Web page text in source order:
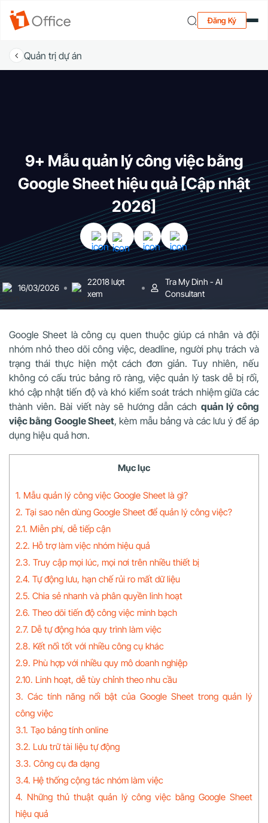
Đăng Ký
Quản trị dự án
9+ Mẫu quản lý công việc bằng
Google Sheet hiệu quả [Cập nhật
2026]
16/03/2026
22018 lượt
xem
Tra My Dinh - AI
Consultant
Google Sheet là công cụ quen thuộc giúp cá nhân và đội
nhóm nhỏ theo dõi công việc, deadline, người phụ trách và
trạng thái thực hiện một cách đơn giản. Tuy nhiên, nếu
không có cấu trúc bảng rõ ràng, việc quản lý task dễ bị rối,
khó cập nhật tiến độ và khó kiểm soát trách nhiệm giữa các
thành viên. Bài viết này sẽ hướng dẫn cách quản lý công
việc bằng Google Sheet, kèm mẫu bảng và các lưu ý để áp
dụng hiệu quả hơn.
Mục lục
1. Mẫu quản lý công việc Google Sheet là gì?
2. Tại sao nên dùng Google Sheet để quản lý công việc?
2.1. Miễn phí, dễ tiếp cận
2.2. Hỗ trợ làm việc nhóm hiệu quả
2.3. Truy cập mọi lúc, mọi nơi trên nhiều thiết bị
2.4. Tự động lưu, hạn chế rủi ro mất dữ liệu
2.5. Chia sẻ nhanh và phân quyền linh hoạt
2.6. Theo dõi tiến độ công việc minh bạch
2.7. Dễ tự động hóa quy trình làm việc
2.8. Kết nối tốt với nhiều công cụ khác
2.9. Phù hợp với nhiều quy mô doanh nghiệp
2.10. Linh hoạt, dễ tùy chỉnh theo nhu cầu
3. Các tính năng nổi bật của Google Sheet trong quản lý
công việc
3.1. Tạo bảng tính online
3.2. Lưu trữ tài liệu tự động
3.3. Công cụ đa dạng
3.4. Hệ thống cộng tác nhóm làm việc
4. Những thủ thuật quản lý công việc bằng Google Sheet
hiệu quả